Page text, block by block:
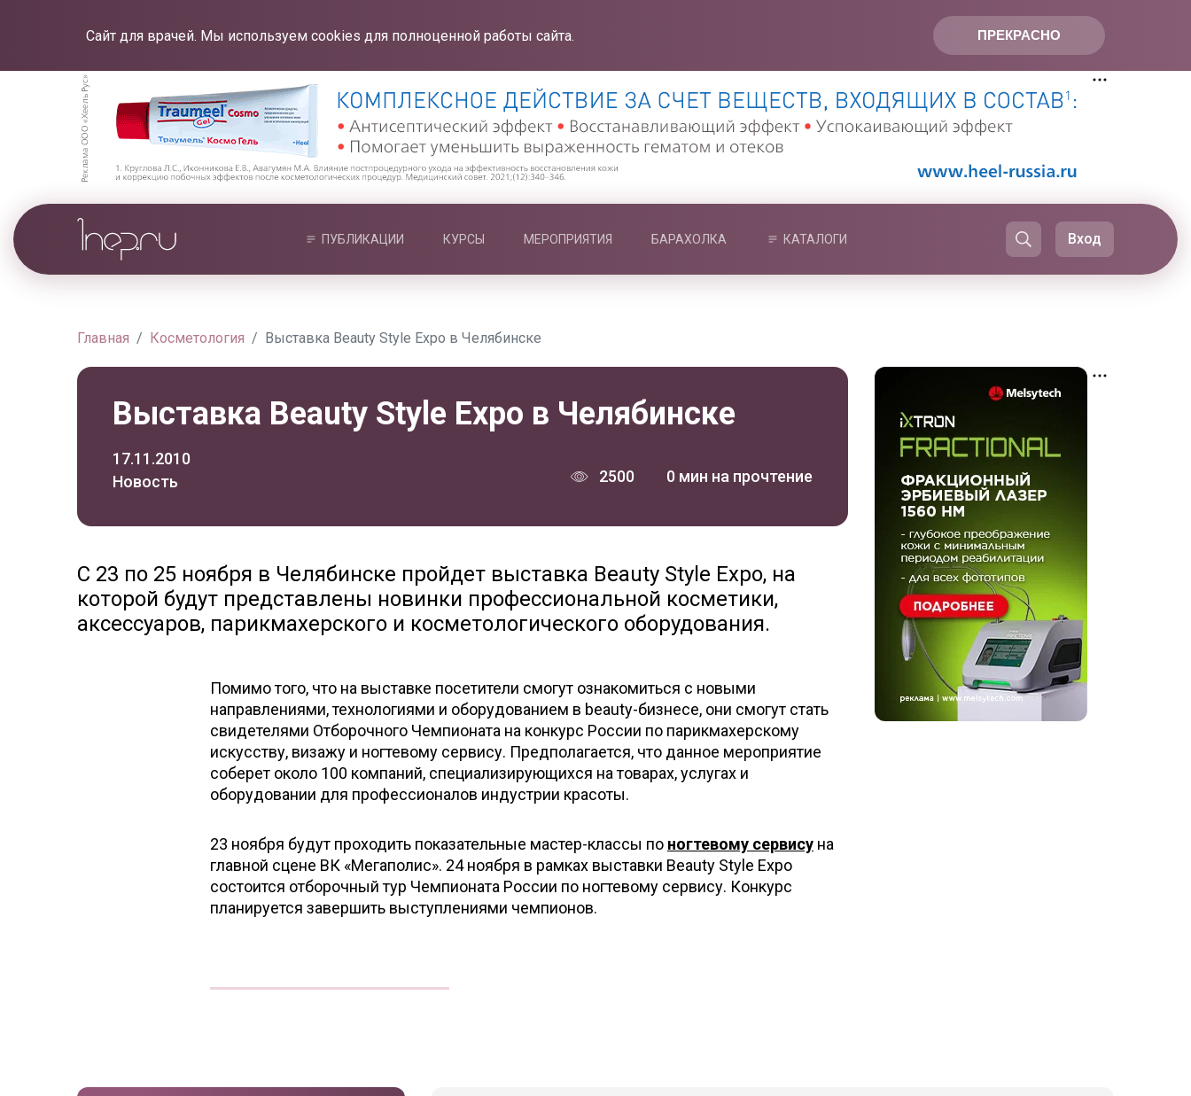
ПРЕКРАСНО
Сайт для врачей. Мы используем cookies для полноценной работы сайта.
ПУБЛИКАЦИИ КУРСЫ МЕРОПРИЯТИЯ БАРАХОЛКА КАТАЛОГИ Вход
Главная Косметология Выставка Beauty Style Expo в Челябинске
Выставка Beauty Style Expo в Челябинске
17.11.2010
Новость
2500 0 мин на прочтение
С 23 по 25 ноября в Челябинске пройдет выставка Beauty Style Expo, на
которой будут представлены новинки профессиональной косметики,
аксессуаров, парикмахерского и косметологического оборудования.
Помимо того, что на выставке посетители смогут ознакомиться с новыми
направлениями, технологиями и оборудованием в beauty-бизнесе, они смогут стать
свидетелями Отборочного Чемпионата на конкурс России по парикмахерскому
искусству, визажу и ногтевому сервису. Предполагается, что данное мероприятие
соберет около 100 компаний, специализирующихся на товарах, услугах и
оборудовании для профессионалов индустрии красоты.
23 ноября будут проходить показательные мастер-классы по ногтевому сервису на
главной сцене ВК «Мегаполис». 24 ноября в рамках выставки Beauty Style Expo
состоится отборочный тур Чемпионата России по ногтевому сервису. Конкурс
планируется завершить выступлениями чемпионов.